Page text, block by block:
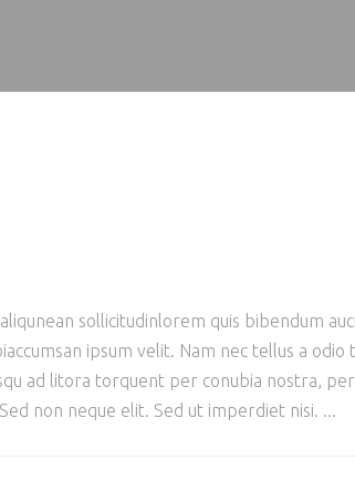
sollicitudinlorem quis bibendum
ipsum velit. Nam nec tellus a
ad litora torquent per conubia nostra,
non neque elit. Sed ut imperdiet nisi.